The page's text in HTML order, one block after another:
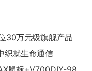
30万元级旗舰产品
织就生命通信